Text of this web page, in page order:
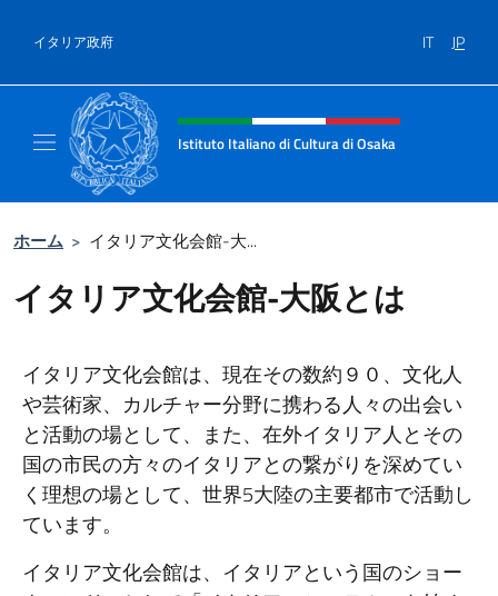
イタリア政府 IT JP
Header, social and menu of site
Istituto Italiano di Cultura di Osaka
ホーム > イタリア文化会館-大...
イタリア文化会館-大阪とは
イタリア文化会館は、現在その数約９０、文化人
や芸術家、カルチャー分野に携わる人々の出会い
と活動の場として、また、在外イタリア人とその
国の市民の方々のイタリアとの繋がりを深めてい
く理想の場として、世界5大陸の主要都市で活動し
ています。
イタリア文化会館は、イタリアという国のショー